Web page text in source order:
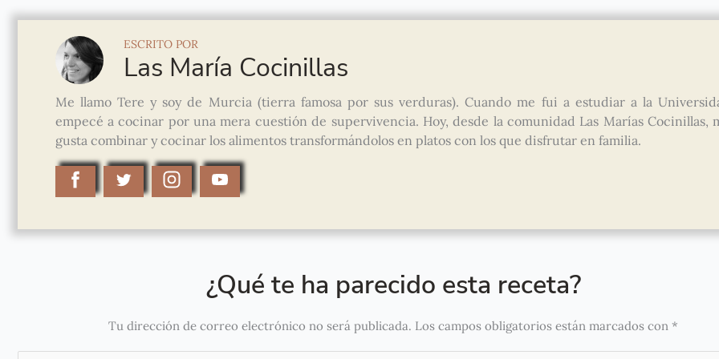
ESCRITO POR
Las María Cocinillas
Me llamo Tere y soy de Murcia (tierra famosa por sus verduras). Cuando me fui a estudiar a la
empecé a cocinar por una mera cuestión de supervivencia. Hoy, desde la comunidad Las Marías Cocinillas,
gusta combinar y cocinar los alimentos transformándolos en platos con los que disfrutar en familia.
¿Qué te ha parecido esta receta?
Tu dirección de correo electrónico no será publicada. Los campos obligatorios están marcados con *